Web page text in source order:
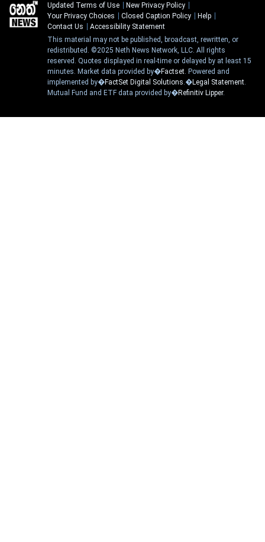
Updated Terms of Use
New Privacy Policy
Your Privacy Choices
Closed Caption Policy
Help
Contact Us
Accessibility Statement
This material may not be published, broadcast, rewritten, or
redistributed. ©2025 Neth News Network, LLC. All rights
reserved. Quotes displayed in real-time or delayed by at least 15
minutes. Market data provided by�Factset. Powered and
implemented by�FactSet Digital Solutions.�Legal Statement.
Mutual Fund and ETF data provided by�Refinitiv Lipper.